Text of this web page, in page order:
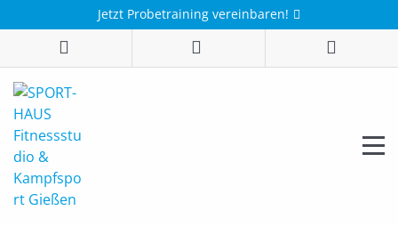
Jetzt Probetraining vereinbaren!